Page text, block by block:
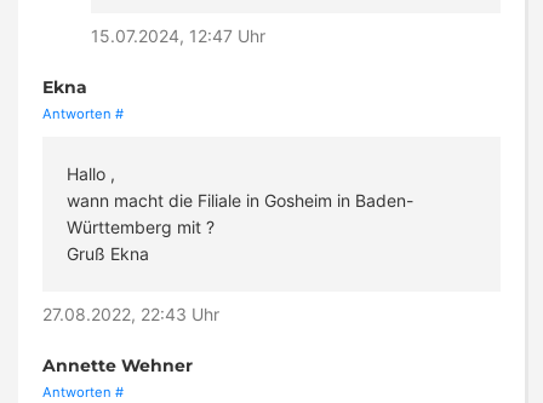
15.07.2024, 12:47 Uhr
Ekna
Antworten #
Hallo ,
wann macht die Filiale in Gosheim in Baden-
Württemberg mit ?
Gruß Ekna
27.08.2022, 22:43 Uhr
Annette Wehner
Antworten #